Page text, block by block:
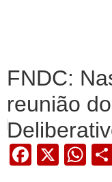
FNDC:
reunião
X